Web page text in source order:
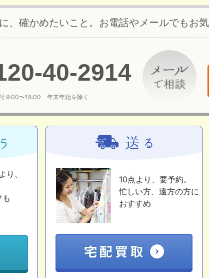
、確かめたいこと。お電話やメールでもお気
-40-2914
9:00〜18:00 年末年始を除く
り、
10点より、要予約。
忙しい方、遠方の方に
おすすめ